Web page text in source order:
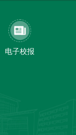
电子校报